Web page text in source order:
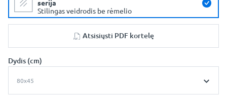
serija
Stilingas veidrodis be rėmelio
Atsisiųsti PDF kortelę
Dydis (cm)
80x45